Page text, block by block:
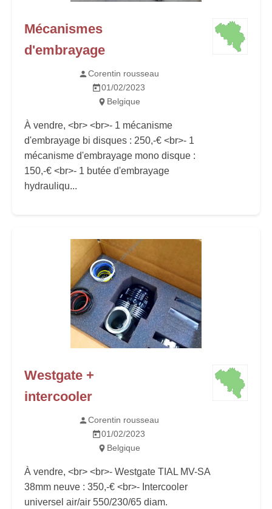
Mécanismes
d'embrayage
Corentin rousseau
01/02/2023
Belgique
À vendre, <br> <br>- 1 mécanisme
d'embrayage bi disques : 250,-€ <br>- 1
mécanisme d'embrayage mono disque :
150,-€ <br>- 1 butée d'embrayage
hydrauliqu...
Westgate +
intercooler
Corentin rousseau
01/02/2023
Belgique
À vendre, <br> <br>- Westgate TIAL MV-SA
38mm neuve : 350,-€ <br>- Intercooler
universel air/air 550/230/65 diam.